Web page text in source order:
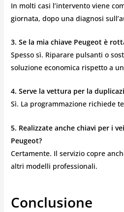
In molti casi l’intervento viene
giornata, dopo una diagnosi
3. Se la mia chiave Peugeot è
Spesso sì. Riparare pulsanti o
soluzione economica rispetto a
4. Serve la vettura per la
Sì. La programmazione richiede
5. Realizzate anche chiavi per i
Peugeot?
Certamente. Il servizio copre
altri modelli professionali.
Conclusione